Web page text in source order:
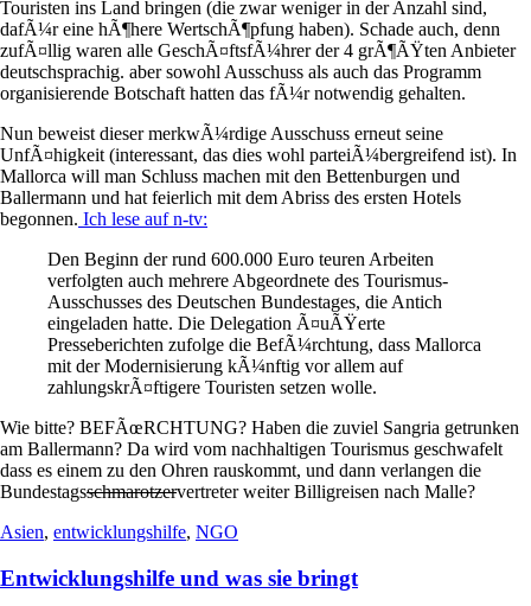
Touristen ins Land bringen (die zwar weniger in der Anzahl sind,
dafÃ¼r eine hÃ¶here WertschÃ¶pfung haben). Schade auch, denn
zufÃ¤llig waren alle GeschÃ¤ftsfÃ¼hrer der 4 grÃ¶ÃŸten Anbieter
deutschsprachig. aber sowohl Ausschuss als auch das Programm
organisierende Botschaft hatten das fÃ¼r notwendig gehalten.
Nun beweist dieser merkwÃ¼rdige Ausschuss erneut seine
UnfÃ¤higkeit (interessant, das dies wohl parteiÃ¼bergreifend ist). In
Mallorca will man Schluss machen mit den Bettenburgen und
Ballermann und hat feierlich mit dem Abriss des ersten Hotels
begonnen. Ich lese auf n-tv:
Den Beginn der rund 600.000 Euro teuren Arbeiten
verfolgten auch mehrere Abgeordnete des Tourismus-
Ausschusses des Deutschen Bundestages, die Antich
eingeladen hatte. Die Delegation Ã¤uÃŸerte
Presseberichten zufolge die BefÃ¼rchtung, dass Mallorca
mit der Modernisierung kÃ¼nftig vor allem auf
zahlungskrÃ¤ftigere Touristen setzen wolle.
Wie bitte? BEFÃœRCHTUNG? Haben die zuviel Sangria getrunken
am Ballermann? Da wird vom nachhaltigen Tourismus geschwafelt
dass es einem zu den Ohren rauskommt, und dann verlangen die
Bundestagsschmarotzervertreter weiter Billigreisen nach Malle?
Asien, entwicklungshilfe, NGO
Entwicklungshilfe und was sie bringt